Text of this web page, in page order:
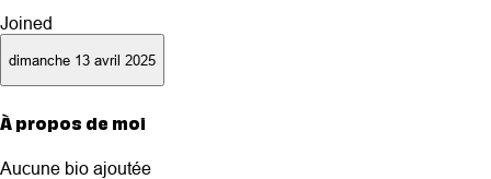
Joined
dimanche 13 avril 2025
À propos de moi
Aucune bio ajoutée